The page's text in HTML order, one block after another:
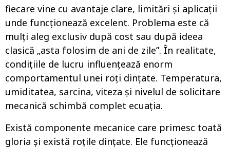
fiecare vine cu avantaje clare, limitări și aplicații
unde funcționează excelent. Problema este că
mulți aleg exclusiv după cost sau după ideea
clasică „asta folosim de ani de zile”. În realitate,
condițiile de lucru influențează enorm
comportamentul unei roți dințate. Temperatura,
umiditatea, sarcina, viteza și nivelul de solicitare
mecanică schimbă complet ecuația.
Există componente mecanice care primesc toată
gloria și există roțile dințate. Ele funcționează